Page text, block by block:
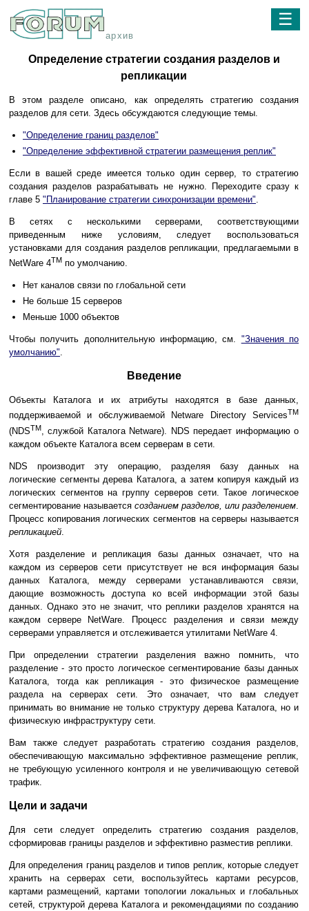
архив
☰
Определение стратегии создания разделов и
репликации
В этом разделе описано, как определять стратегию создания
разделов для сети. Здесь обсуждаются следующие темы.
"Определение границ разделов"
"Определение эффективной стратегии размещения реплик"
Если в вашей среде имеется только один сервер, то стратегию
создания разделов разрабатывать не нужно. Переходите сразу к
главе 5 "Планирование стратегии синхронизации времени".
В сетях с несколькими серверами, соответствующими
приведенным ниже условиям, следует воспользоваться
установками для создания разделов репликации, предлагаемыми в
NetWare 4TM по умолчанию.
Нет каналов связи по глобальной сети
Не больше 15 серверов
Меньше 1000 объектов
Чтобы получить дополнительную информацию, см. "Значения по
умолчанию".
Введение
Объекты Каталога и их атрибуты находятся в базе данных,
поддерживаемой и обслуживаемой Netware Directory ServicesTM
(NDSTM, службой Каталога Netware). NDS передает информацию о
каждом объекте Каталога всем серверам в сети.
NDS производит эту операцию, разделяя базу данных на
логические сегменты дерева Каталога, а затем копируя каждый из
логических сегментов на группу серверов сети. Такое логическое
сегментирование называется созданием разделов, или разделением.
Процесс копирования логических сегментов на серверы называется
репликацией.
Хотя разделение и репликация базы данных означает, что на
каждом из серверов сети присутствует не вся информация базы
данных Каталога, между серверами устанавливаются связи,
дающие возможность доступа ко всей информации этой базы
данных. Однако это не значит, что реплики разделов хранятся на
каждом сервере NetWare. Процесс разделения и связи между
серверами управляется и отслеживается утилитами NetWare 4.
При определении стратегии разделения важно помнить, что
разделение - это просто логическое сегментирование базы данных
Каталога, тогда как репликация - это физическое размещение
раздела на серверах сети. Это означает, что вам следует
принимать во внимание не только структуру дерева Каталога, но и
физическую инфраструктуру сети.
Вам также следует разработать стратегию создания разделов,
обеспечивающую максимально эффективное размещение реплик,
не требующую усиленного контроля и не увеличивающую сетевой
трафик.
Цели и задачи
Для сети следует определить стратегию создания разделов,
сформировав границы разделов и эффективно разместив реплики.
Для определения границ разделов и типов реплик, которые следует
хранить на серверах сети, воспользуйтесь картами ресурсов,
картами размещений, картами топологии локальных и глобальных
сетей, структурой дерева Каталога и рекомендациями по созданию